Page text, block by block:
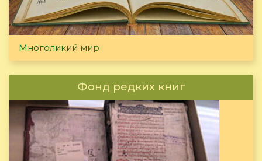
Многоликий мир
Фонд редких книг